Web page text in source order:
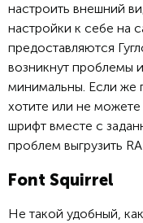
настроить внешний
настройки к себе на
предоставляются
возникнут проблемы
минимальны. Если же
хотите или не
шрифт вместе с
проблем выгрузить
Font Squirrel
Не такой удобный,